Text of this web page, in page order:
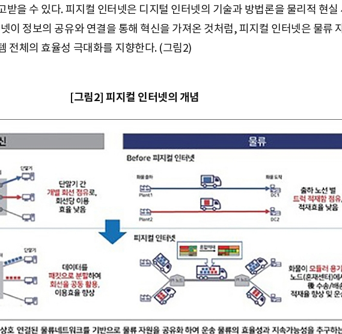
을 수 있다. 피지컬 인터넷은 디지털 인터넷의 기술과 방법론을 물리적 현실
이 정보의 공유와 연결을 통해 혁신을 가져온 것처럼, 피지컬 인터넷은 물류
전체의 효율성 극대화를 지향한다. (그림2)
[그림2] 피지컬 인터넷의 개념